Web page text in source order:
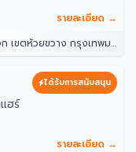
มว
ในเลือด
กายแมวเพิ่มขึ้น
บในกระเพาะอาหาร
รายละเอียด →
ขวาง กรุงเทพมหานคร 10320
ได้รับการสนับสนุน
ฮร์
รายละเอียด →